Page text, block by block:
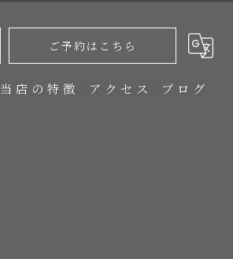
ご予約はこちら
当店の特徴 アクセス ブログ